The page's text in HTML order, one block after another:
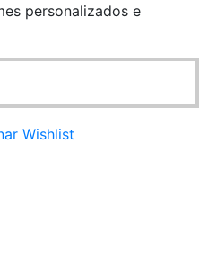
personalizados e
Wishlist